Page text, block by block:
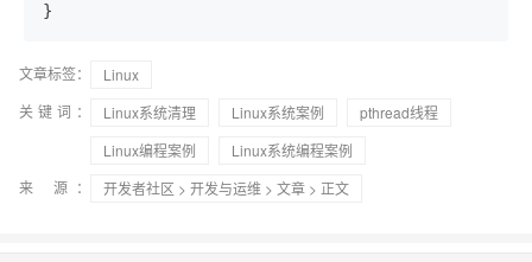
}
文章标签：
Linux
关键词：
Linux系统清理 Linux系统案例
pthread线程
Linux编程案例
Linux系统编程案例
来 源：
开发者社区 > 开发与运维 > 文章 > 正文